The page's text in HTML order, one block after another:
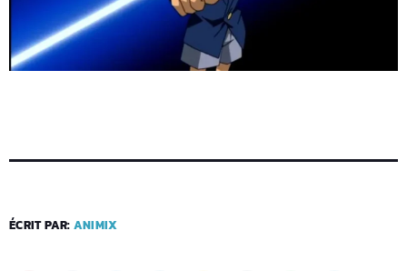
ÉCRIT PAR: ANIMIX